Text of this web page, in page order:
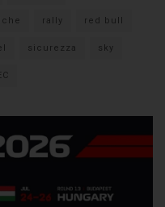
rally red bull
sicurezza sky